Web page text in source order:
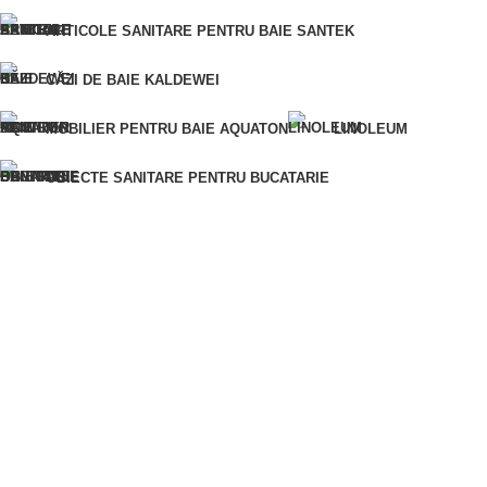
ARTICOLE SANITARE PENTRU BAIE SANTEK
CĂZI DE BAIE KALDEWEI
MOBILIER PENTRU BAIE AQUATON LINOLEUM
OBIECTE SANITARE PENTRU BUCATARIE
dumneavoastră de telefon și vă vom contacta pentru a clarifica
detaliile comenzii.